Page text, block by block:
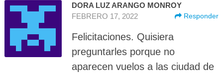
DORA LUZ ARANGO MONROY
FEBRERO 17, 2022
Responder
Felicitaciones. Quisiera
preguntarles porque no
aparecen vuelos a las ciudad de